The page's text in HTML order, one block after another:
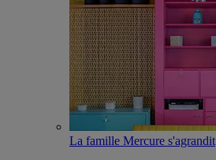
La famille Mercure s'agrandit